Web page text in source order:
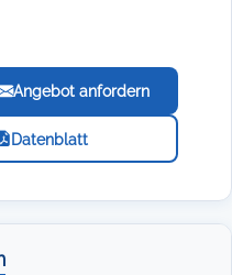
Angebot anfordern
Datenblatt